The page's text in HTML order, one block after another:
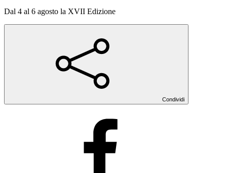
Dal 4 al 6 agosto la XVII Edizione
Condividi